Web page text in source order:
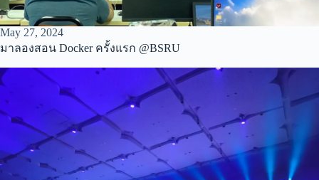
May 27, 2024
มาลองสอน Docker ครั้งแรก @BSRU